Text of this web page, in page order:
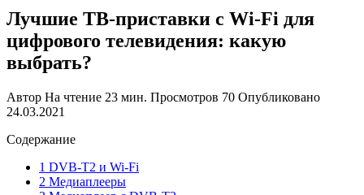
Лучшие ТВ-приставки с Wi-Fi для
цифрового телевидения: какую
выбрать?
Автор На чтение 23 мин. Просмотров 70 Опубликовано
24.03.2021
Содержание
1 DVB-T2 и Wi-Fi
2 Медиаплееры